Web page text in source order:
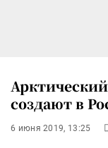
создают в
6 июня 2019, 13:25